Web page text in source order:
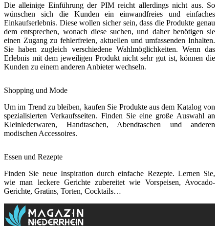
Die alleinige Einführung der PIM reicht allerdings nicht aus. So
wünschen sich die Kunden ein einwandfreies und einfaches
Einkaufserlebnis. Diese wollen sicher sein, dass die Produkte genau
dem entsprechen, wonach diese suchen, und daher benötigen sie
einen Zugang zu fehlerfreien, aktuellen und umfassenden Inhalten.
Sie haben zugleich verschiedene Wahlmöglichkeiten. Wenn das
Erlebnis mit dem jeweiligen Produkt nicht sehr gut ist, können die
Kunden zu einem anderen Anbieter wechseln.
Shopping und Mode
Um im Trend zu bleiben, kaufen Sie Produkte aus dem Katalog von
spezialisierten Verkaufsseiten. Finden Sie eine große Auswahl an
Kleinlederwaren, Handtaschen, Abendtaschen und anderen
modischen Accessoires.
Essen und Rezepte
Finden Sie neue Inspiration durch einfache Rezepte. Lernen Sie,
wie man leckere Gerichte zubereitet wie Vorspeisen, Avocado-
Gerichte, Gratins, Torten, Cocktails…